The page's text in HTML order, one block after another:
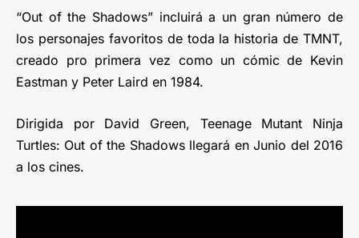
“Out of the Shadows” incluirá a un gran número de
los personajes favoritos de toda la historia de TMNT,
creado pro primera vez como un cómic de Kevin
Eastman y Peter Laird en 1984.
Dirigida por David Green, Teenage Mutant Ninja
Turtles: Out of the Shadows llegará en Junio del 2016
a los cines.